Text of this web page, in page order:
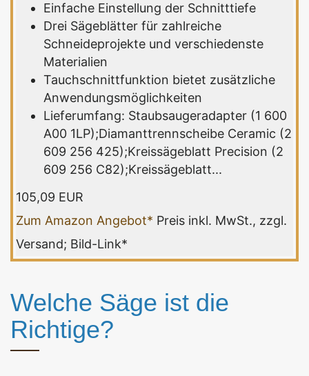
Einfache Einstellung der Schnitttiefe
Drei Sägeblätter für zahlreiche
Schneideprojekte und verschiedenste
Materialien
Tauchschnittfunktion bietet zusätzliche
Anwendungsmöglichkeiten
Lieferumfang: Staubsaugeradapter (1 600
A00 1LP);Diamanttrennscheibe Ceramic (2
609 256 425);Kreissägeblatt Precision (2
609 256 C82);Kreissägeblatt...
105,09 EUR
Zum Amazon Angebot* Preis inkl. MwSt., zzgl.
Versand; Bild-Link*
Welche Säge ist die
Richtige?